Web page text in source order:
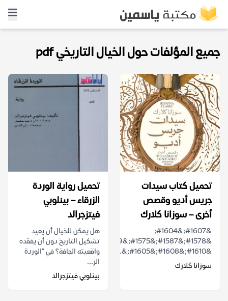
جميع المؤلفات حول الخيال التاريخي pdf
تحميل كتاب سيدات
جريس أديو وقصص
أخرى – سوزانا كلارك
&#1607;&#1604;
&#1578;&#1587;&#1575;&#1569;&#1604;&#1578;
&#1610;&#1608;&#1605;&...
سوزانا كلارك
تحميل رواية الوردة
الزرقاء – بينلوبي
فيتزجرالد
هل يمكن للخيال أن يعيد
تشكيل التاريخ دون أن يفقده
واقعيته الجافة؟ في "الوردة
الز...
بينلوبي فيتزجرالد